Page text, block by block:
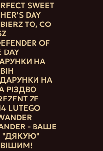
SWEET
DAY
TO, CO
OF
DAY
НА
НА
РІЗДВО
ZE
LUTEGO
- ВАШЕ